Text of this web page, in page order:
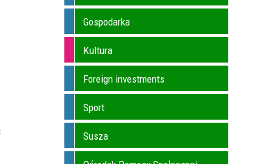
Gospodarka
Kultura
Foreign investments
Sport
Susza